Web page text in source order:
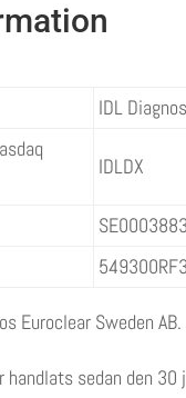
IDL
IDLDX
Euroclear Sweden AB.
handlats sedan den